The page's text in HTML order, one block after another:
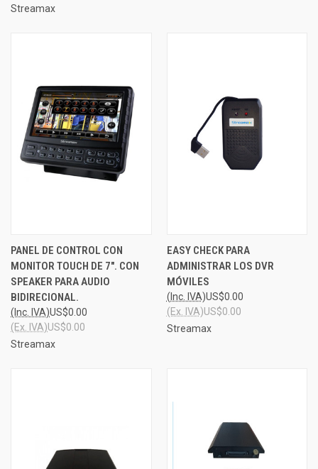
Streamax
PANEL DE CONTROL CON
MONITOR TOUCH DE 7". CON
SPEAKER PARA AUDIO
BIDIRECIONAL.
US$0.00
(Inc. IVA)
US$0.00
(Ex. IVA)
Streamax
EASY CHECK PARA
ADMINISTRAR LOS DVR
MÓVILES
US$0.00
(Inc. IVA)
US$0.00
(Ex. IVA)
Streamax